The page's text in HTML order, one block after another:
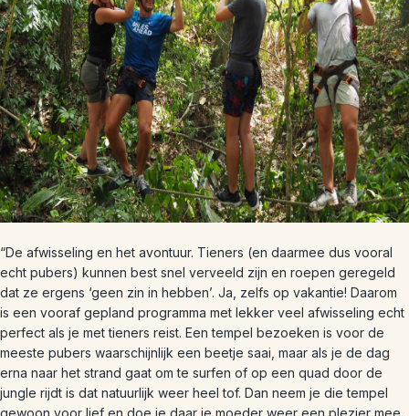
“De afwisseling en het avontuur. Tieners (en daarmee dus vooral
echt pubers) kunnen best snel verveeld zijn en roepen geregeld
dat ze ergens ‘geen zin in hebben’. Ja, zelfs op vakantie! Daarom
is een vooraf gepland programma met lekker veel afwisseling echt
perfect als je met tieners reist. Een tempel bezoeken is voor de
meeste pubers waarschijnlijk een beetje saai, maar als je de dag
erna naar het strand gaat om te surfen of op een quad door de
jungle rijdt is dat natuurlijk weer heel tof. Dan neem je die tempel
gewoon voor lief en doe je daar je moeder weer een plezier mee,